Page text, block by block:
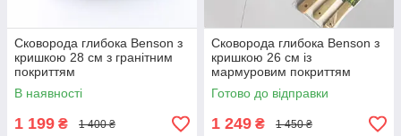
Сковорода глибока Benson з
кришкою 28 см з гранітним
покриттям
В наявності
1 199 ₴ 1 400 ₴
Сковорода глибока Benson з
кришкою 26 см із
мармуровим покриттям
Готово до відправки
1 249 ₴ 1 450 ₴